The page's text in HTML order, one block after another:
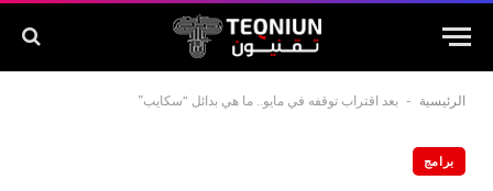
الرئيسية - بعد اقتراب توقفه في مايو.. ما هي بدائل “سكايب”
برامج